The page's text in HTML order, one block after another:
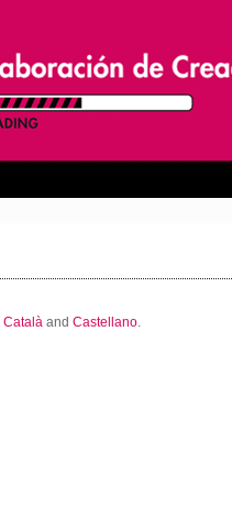
Català and Castellano.